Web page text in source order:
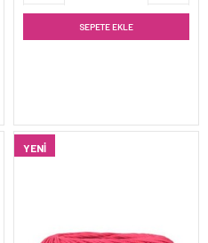
SEPETE EKLE
YENI